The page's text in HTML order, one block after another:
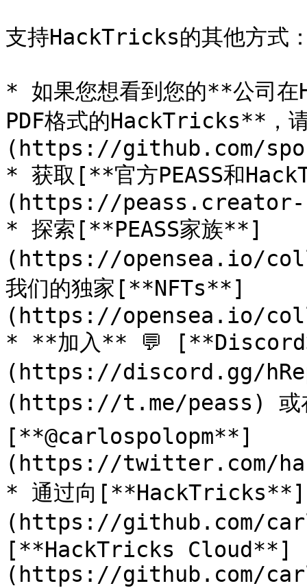
支持HackTricks的其他方式
* 如果您想看到您的**公司
PDF格式的HackTricks**，
(https://github.com/
* 获取[**官方PEASS和
(https://peass.creator-
* 探索[**PEASS家族**]
(https://opensea.io/
我们的独家[**NFTs**]
(https://opensea.io/
* **加入** 💬
(https://discord.gg/
(https://t.me/peass) 或
[**@carlospolopm**]
(https://twitter.com/
* 通过向[**HackTricks**]
(https://github.com/
[**HackTricks Cloud**]
(https://github.com/